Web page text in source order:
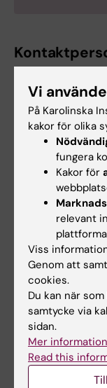
E-post:
E-post:
Uppdaterad av:
Anna Persson 2024-
Vi
På Karolinska
kakor för olika
fungera
Kakor för
relevant
Viss
Genom att
cookies.
Du kan när
samtycke via
sidan.
Mer
Read this